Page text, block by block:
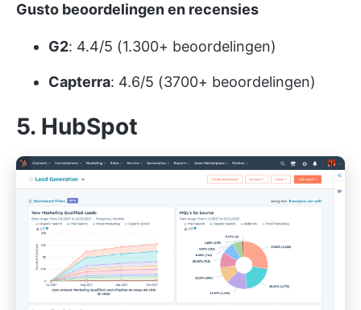
Gusto beoordelingen en recensies
G2: 4.4/5 (1.300+ beoordelingen)
Capterra: 4.6/5 (3700+ beoordelingen)
5. HubSpot